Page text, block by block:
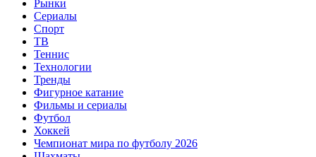
Рынки
Сериалы
Спорт
ТВ
Теннис
Технологии
Тренды
Фигурное катание
Фильмы и сериалы
Футбол
Хоккей
Чемпионат мира по футболу 2026